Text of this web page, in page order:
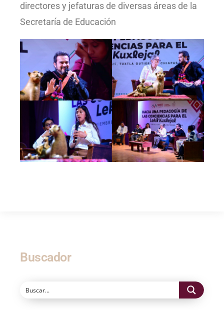
directores y jefaturas de diversas áreas de la
Secretaría de Educación
Buscador